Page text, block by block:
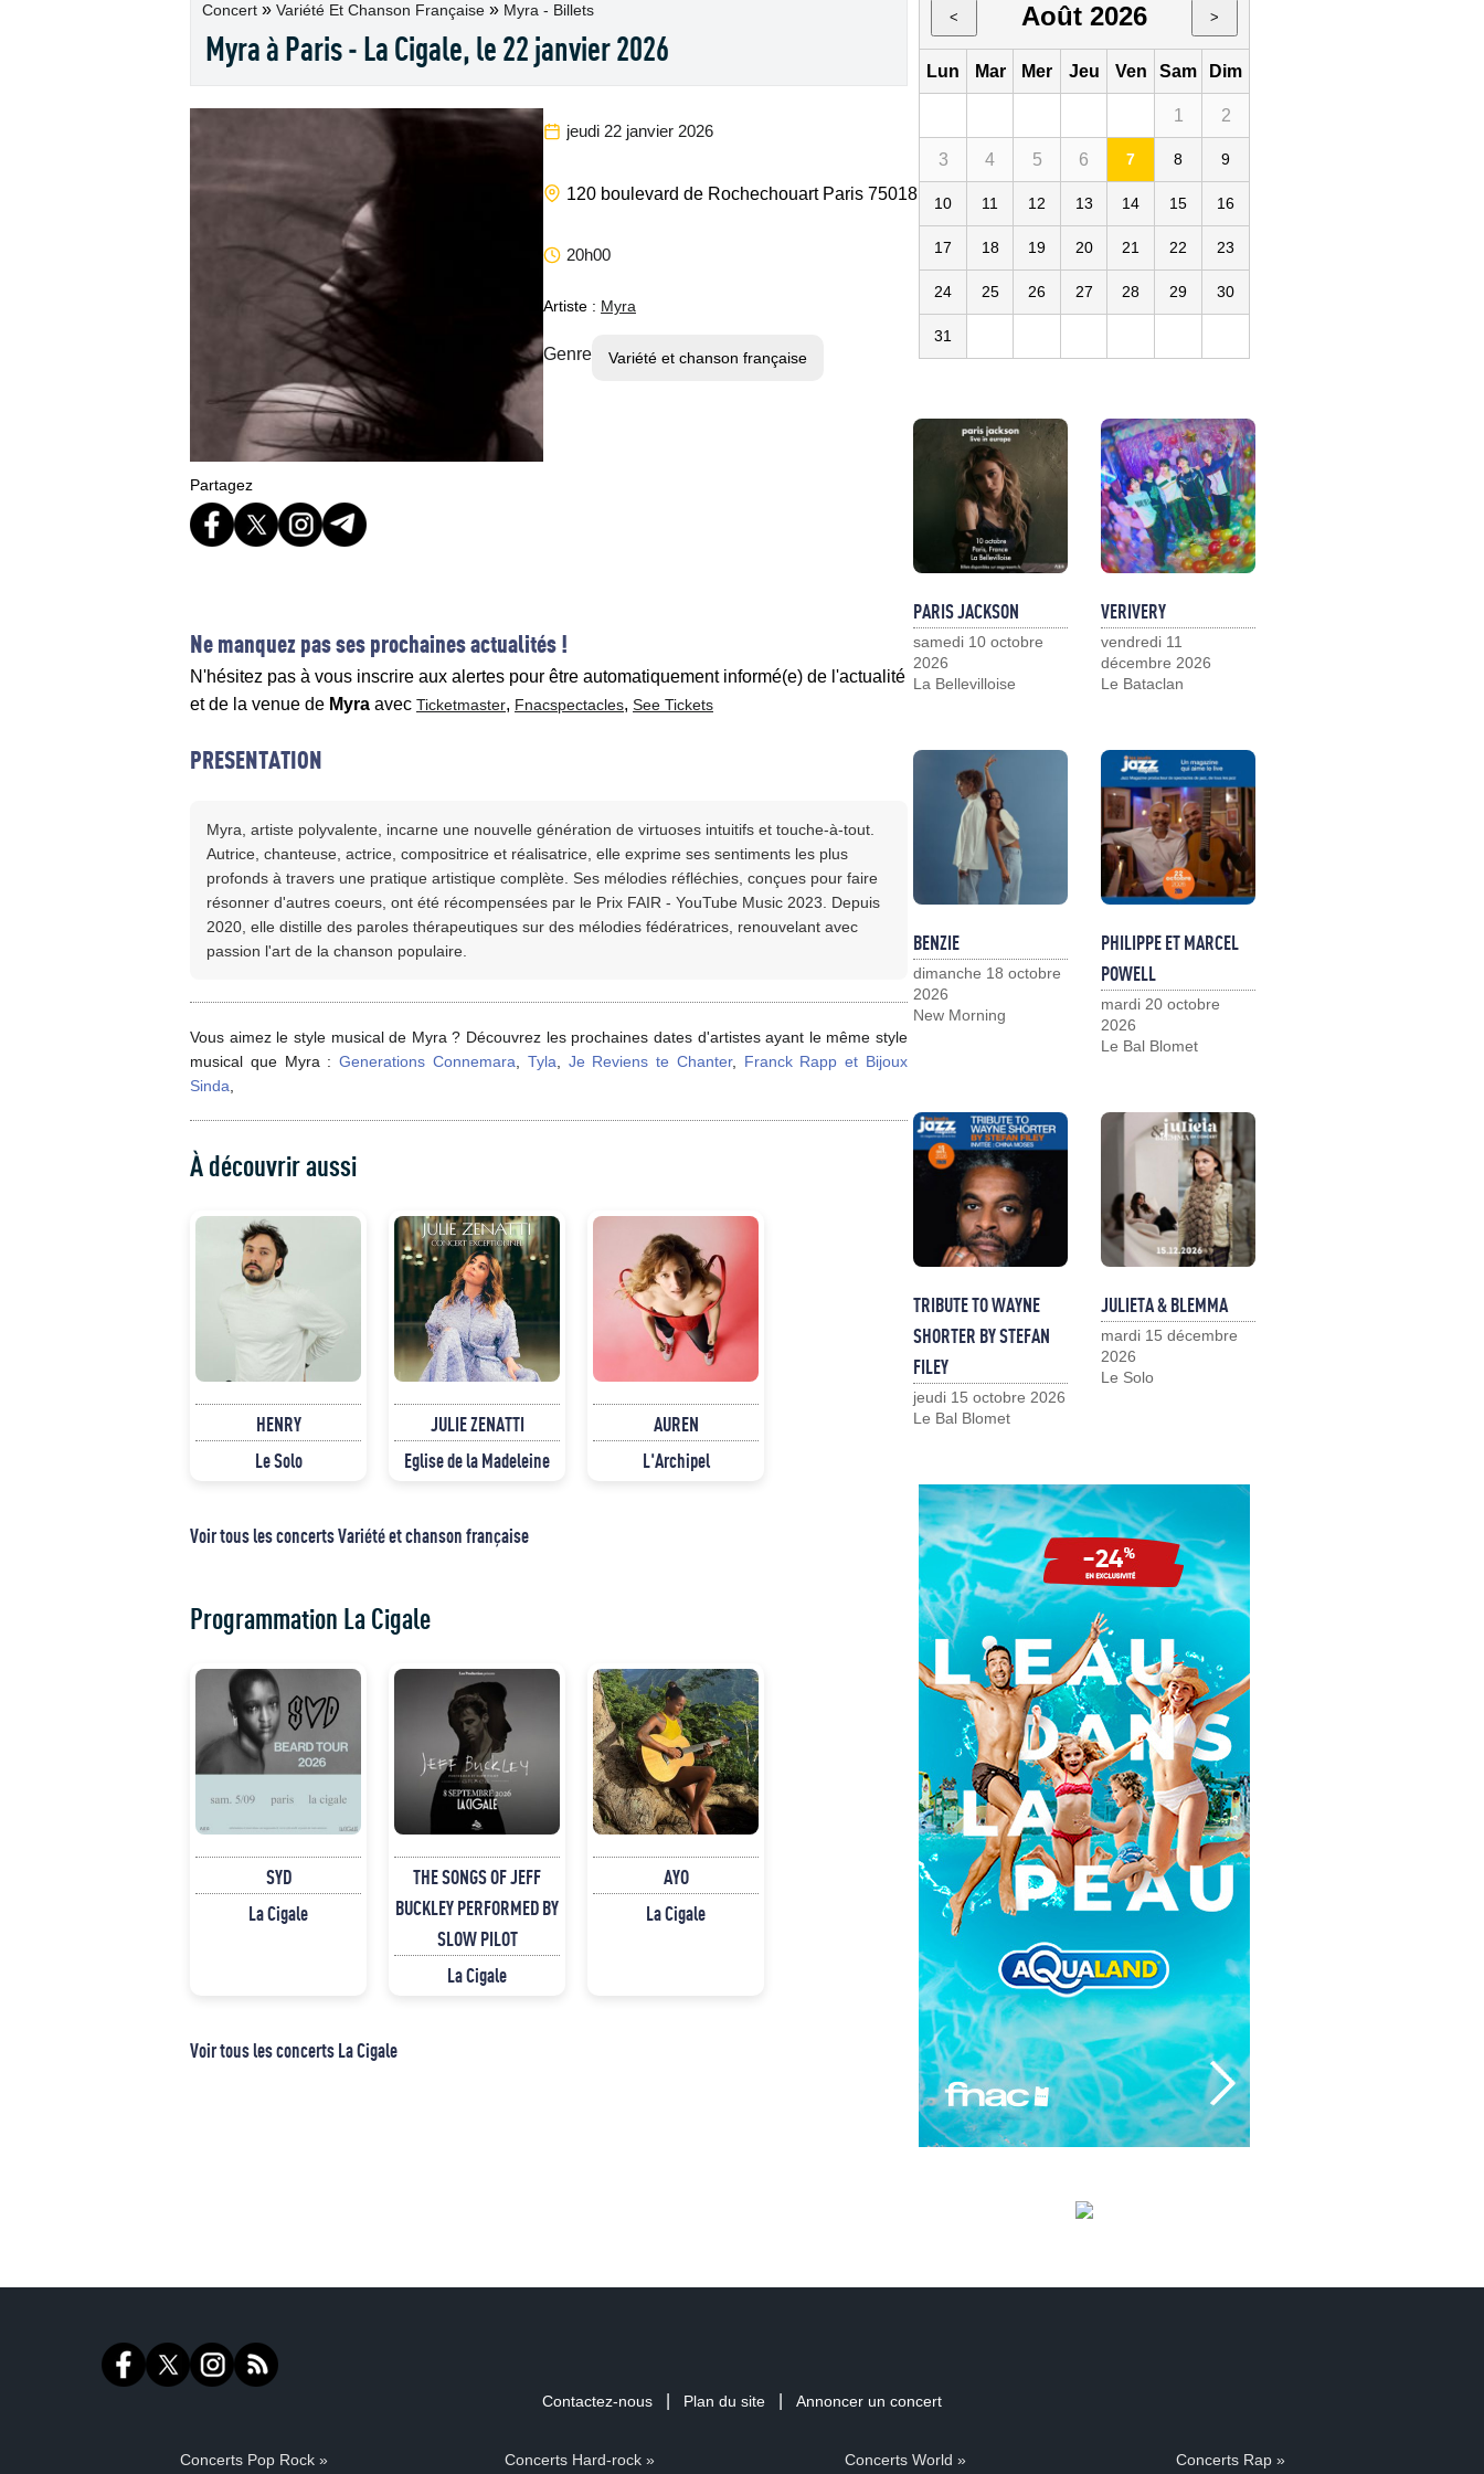
Concert » Variété Et Chanson Française » Myra - Billets
Myra à Paris - La Cigale, le 22 janvier 2026
jeudi 22 janvier 2026
120 boulevard de Rochechouart Paris 75018 75 FR La Cigale
20h00
Artiste : Myra
Genre Variété et chanson française
Partagez
Ne manquez pas ses prochaines actualités !
N'hésitez pas à vous inscrire aux alertes pour être automatiquement informé(e) de l'actualité
et de la venue de Myra avec Ticketmaster, Fnacspectacles, See Tickets
PRESENTATION
Myra, artiste polyvalente, incarne une nouvelle génération de virtuoses intuitifs et touche-à-tout.
Autrice, chanteuse, actrice, compositrice et réalisatrice, elle exprime ses sentiments les plus
profonds à travers une pratique artistique complète. Ses mélodies réfléchies, conçues pour faire
résonner d'autres coeurs, ont été récompensées par le Prix FAIR - YouTube Music 2023. Depuis
2020, elle distille des paroles thérapeutiques sur des mélodies fédératrices, renouvelant avec
passion l'art de la chanson populaire.
Vous aimez le style musical de Myra ? Découvrez les prochaines dates d'artistes ayant le même style
musical que Myra :Generations Connemara Tyla Je Reviens te Chanter, Franck Rapp et Bijoux
Sinda
À découvrir aussi
HENRY
Le Solo
JULIE ZENATTI
Eglise de la Madeleine
AUREN
L'Archipel
Voir tous les concerts Variété et chanson française
Programmation La Cigale
SYD
La Cigale
THE SONGS OF JEFF
BUCKLEY PERFORMED BY
SLOW PILOT
La Cigale
AYO
La Cigale
Voir tous les concerts La Cigale
< Août 2026 >
Lun Mar Mer Jeu Ven Sam Dim
1 2
3 4 5 6 7 8 9
10 11 12 13 14 15 16
17 18 19 20 21 22 23
24 25 26 27 28 29 30
31
PARIS JACKSON
samedi 10 octobre
2026
La Bellevilloise
VERIVERY
vendredi 11
décembre 2026
Le Bataclan
BENZIE
dimanche 18 octobre
2026
New Morning
PHILIPPE ET MARCEL
POWELL
mardi 20 octobre
2026
Le Bal Blomet
TRIBUTE TO WAYNE
SHORTER BY STEFAN
FILEY
jeudi 15 octobre 2026
Le Bal Blomet
JULIETA & BLEMMA
mardi 15 décembre
2026
Le Solo
Contactez-nous Plan du site Annoncer un concert
Concerts Pop Rock » Concerts Hard-rock » Concerts World » Concerts Rap »